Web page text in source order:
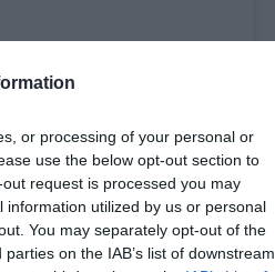
or processing of your personal or
use the below opt-out section to
request is processed you may
utilized by us or personal
You may separately opt-out of the
on the IAB’s list of downstream
Instagram.